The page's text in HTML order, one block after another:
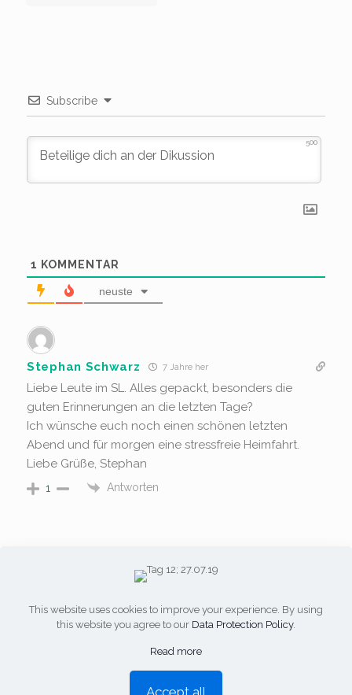
Subscribe
500
1 KOMMENTAR
neuste
Stephan Schwarz 7 Jahre her
Liebe Leute im SL. Alles gepackt, besonders die
guten Erinnerungen an die letzten Tage?
Ich wünsche euch noch einen schönen letzten
Abend und für morgen eine stressfreie Heimfahrt.
Liebe Grüße, Stephan
1 Antworten
-
This website uses cookies to improve your experience. By using
this website you agree to our Data Protection Policy.
Read more
Accept all